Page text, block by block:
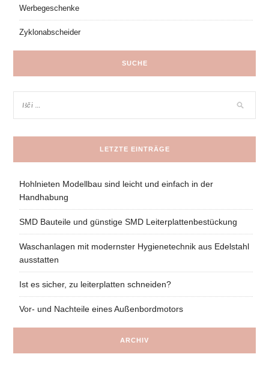
Werbegeschenke
Zyklonabscheider
SUCHE
LETZTE EINTRÄGE
Hohlnieten Modellbau sind leicht und einfach in der
Handhabung
SMD Bauteile und günstige SMD Leiterplattenbestückung
Waschanlagen mit modernster Hygienetechnik aus Edelstahl
ausstatten
Ist es sicher, zu leiterplatten schneiden?
Vor- und Nachteile eines Außenbordmotors
ARCHIV